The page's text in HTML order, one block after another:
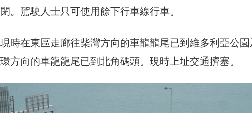
閉。駕駛人士只可使用餘下行車線行車。
現時在東區走廊往柴灣方向的車龍龍尾已到維多利亞公
環方向的車龍龍尾已到北角碼頭。現時上址交通擠塞。